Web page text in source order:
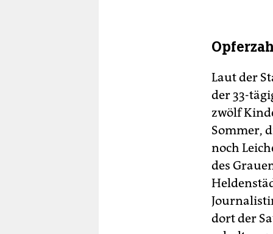
Laut der
der 33-
zwölf
Sommer,
noch
des
dort der